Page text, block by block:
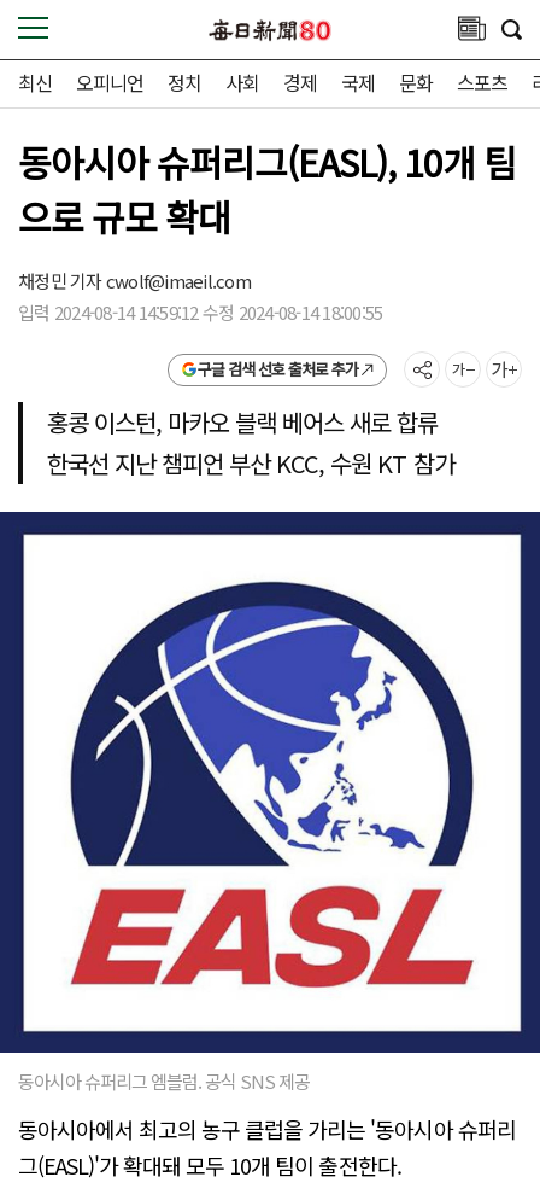
최신 오피니언 정치 사회 경제 국제 문화 스포츠
동아시아 슈퍼리그(EASL), 10개 팀
으로 규모 확대
채정민 기자cwolf@imaeil.com
입력 2024-08-14 14:59:12 수정 2024-08-14 18:00:55
구글 검색 선호 출처로 추가
홍콩 이스턴, 마카오 블랙 베어스 새로 합류
한국선 지난 챔피언 부산 KCC, 수원 KT 참가
동아시아 슈퍼리그 엠블럼. 공식 SNS 제공
동아시아에서 최고의 농구 클럽을 가리는 '동아시아 슈퍼리
그(EASL)'가 확대돼 모두 10개 팀이 출전한다.